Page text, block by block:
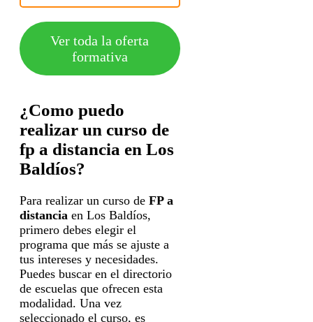
Ver toda la oferta
formativa
¿Como puedo
realizar un curso de
fp a distancia en Los
Baldíos?
Para realizar un curso de FP a
distancia en Los Baldíos,
primero debes elegir el
programa que más se ajuste a
tus intereses y necesidades.
Puedes buscar en el directorio
de escuelas que ofrecen esta
modalidad. Una vez
seleccionado el curso, es